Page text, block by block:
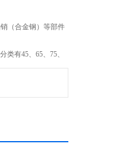
（合金钢）等部件
有45、65、75、
从50-800之间。有三